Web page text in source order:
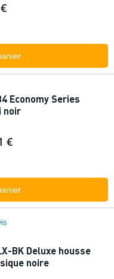
Economy Series
noir
€
BK Deluxe housse
noire